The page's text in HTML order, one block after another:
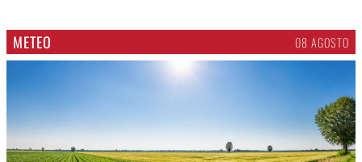
METEO 08 AGOSTO